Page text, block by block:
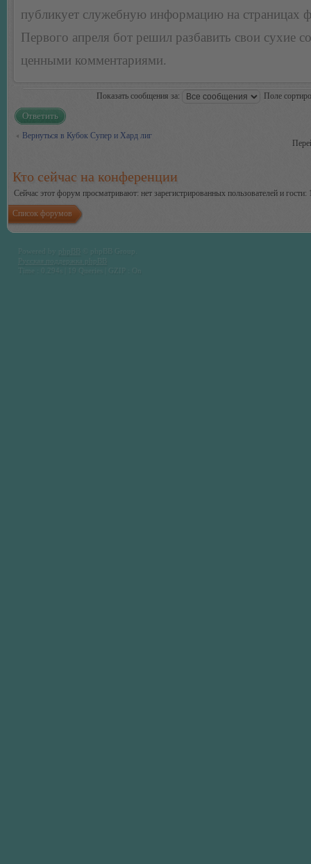
публикует служебную информацию на страницах
Первого апреля бот решил разбавить свои сухие
ценными комментариями.
Показать сообщения за: Поле
Ответить
Вернуться в Кубок Супер и Хард лиг
Кто сейчас на конференции
Сейчас этот форум просматривают: нет зарегистрированных пользователей и гости:
Список форумов
Time : 0.294s | 19 Queries | GZIP : On